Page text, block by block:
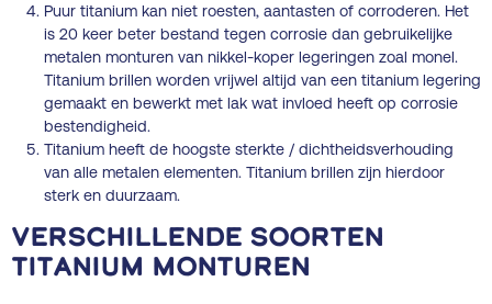
Puur titanium kan niet roesten, aantasten of corroderen. Het
is 20 keer beter bestand tegen corrosie dan gebruikelijke
metalen monturen van nikkel-koper legeringen zoal monel.
Titanium brillen worden vrijwel altijd van een titanium legering
gemaakt en bewerkt met lak wat invloed heeft op corrosie
bestendigheid.
Titanium heeft de hoogste sterkte / dichtheidsverhouding
van alle metalen elementen. Titanium brillen zijn hierdoor
sterk en duurzaam.
Verschillende soorten
Titanium monturen